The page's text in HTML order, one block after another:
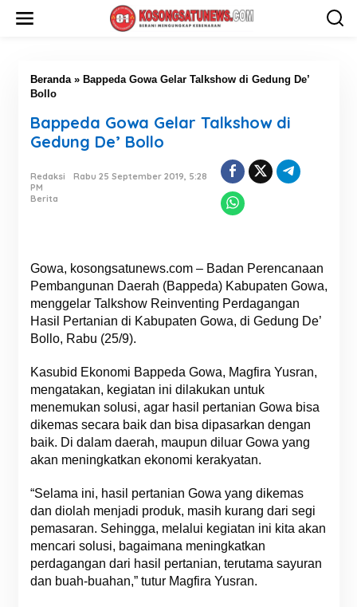
Beranda» Bappeda Gowa Gelar Talkshow di Gedung De’
Bollo
Bappeda Gowa Gelar Talkshow di
Gedung De’ Bollo
Redaksi
Rabu 25 September 2019, 5:28
PM
Berita
Gowa, kosongsatunews.com – Badan Perencanaan
Pembangunan Daerah (Bappeda) Kabupaten Gowa,
menggelar Talkshow Reinventing Perdagangan
Hasil Pertanian di Kabupaten Gowa, di Gedung De’
Bollo, Rabu (25/9).
Kasubid Ekonomi Bappeda Gowa, Magfira Yusran,
mengatakan, kegiatan ini dilakukan untuk
menemukan solusi, agar hasil pertanian Gowa bisa
dikemas secara baik dan bisa dipasarkan dengan
baik. Di dalam daerah, maupun diluar Gowa yang
akan meningkatkan ekonomi kerakyatan.
“Selama ini, hasil pertanian Gowa yang dikemas
dan diolah menjadi produk, masih kurang dari segi
pemasaran. Sehingga, melalui kegiatan ini kita akan
mencari solusi, bagaimana meningkatkan
perdagangan dari hasil pertanian, terutama sayuran
dan buah-buahan,” tutur Magfira Yusran.